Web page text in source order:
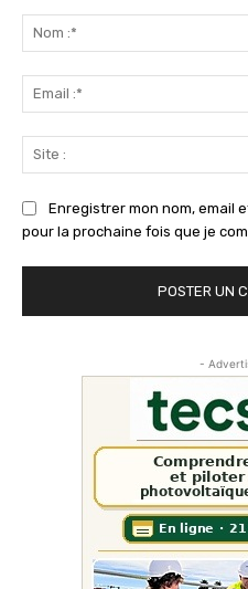
Enregistrer mon nom, email
pour la prochaine fois que je
-